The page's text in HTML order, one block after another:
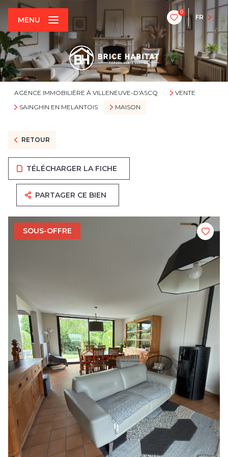
0
FR
MENU
AGENCE IMMOBILIÈRE À VILLENEUVE-D'ASCQ
VENTE
SAINGHIN EN MELANTOIS
MAISON
RETOUR
TÉLÉCHARGER LA FICHE
PARTAGER CE BIEN
SOUS-OFFRE